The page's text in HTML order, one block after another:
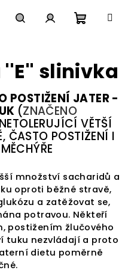
košík
slinivka
POSTIŽENÍ JATER -
(ZNAČENO
NETOLERUJÍCÍ VĚTŠÍ
ČASTO POSTIŽENÍ I
množství sacharidů a
oproti běžné stravě,
a zatěžovat se,
potravou. Někteří
postižením žlučového
tuku nezvládají a proto
dietu poměrně